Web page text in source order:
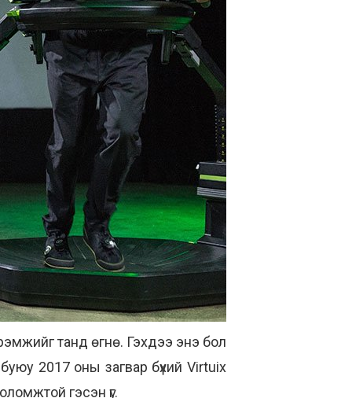
танд өгнө. Гэхдээ энэ бол
2017 оны загвар бүхий Virtuix
гэсэн үг.